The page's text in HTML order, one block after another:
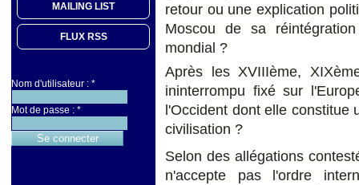
MAILING LIST
FLUX RSS
Nom d'utilisateur : *
Mot de passe : *
retour ou une explication
Moscou de sa
mondial ?
Après les XVIIIème,
ininterrompu fixé sur
l'Occident dont elle
civilisation ?
Selon des allégations
n'accepte pas l'ordre